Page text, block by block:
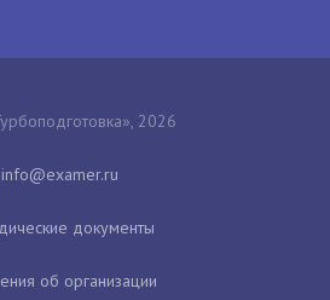
2026
документы
об организации